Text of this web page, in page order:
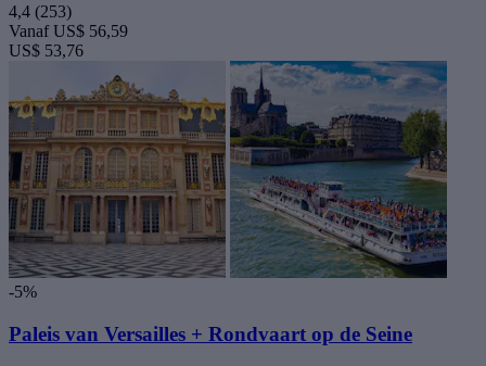
4,4 (253)
Vanaf US$ 56,59
US$ 53,76
-5%
Paleis van Versailles + Rondvaart op de Seine